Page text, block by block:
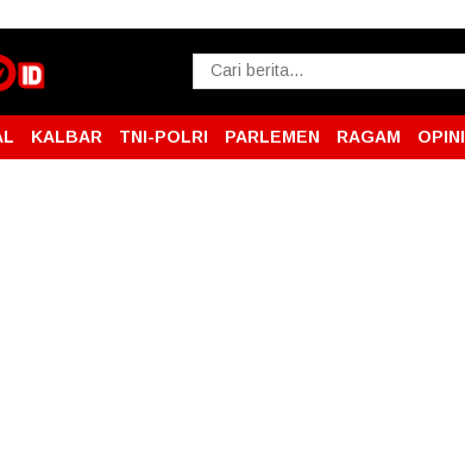
KALBAR TNI-POLRI PARLEMEN RAGAM OPINI